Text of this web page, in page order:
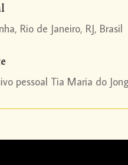
Rio de Janeiro, RJ, Brasil
pessoal Tia Maria do